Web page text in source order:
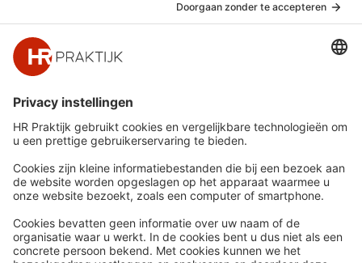
Snel naar
Nieuws
Whitepapers
Webinars
Word lid
Contact
Meer
HR Academy
HR Podcast
CHRO
HR Day